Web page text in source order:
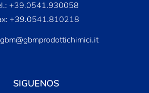
+39.0541.930058
+39.0541.810218
gbm@gbmprodottichimici.it
SIGUENOS